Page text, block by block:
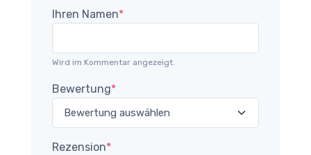
Ihren Namen*
Wird im Kommentar angezeigt.
Bewertung*
Rezension*